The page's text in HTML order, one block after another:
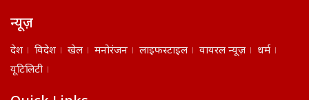
न्यूज़
देश विदेश खेल मनोरंजन लाइफस्टाइल वायरल न्यूज़
धर्म
यूटिलिटी